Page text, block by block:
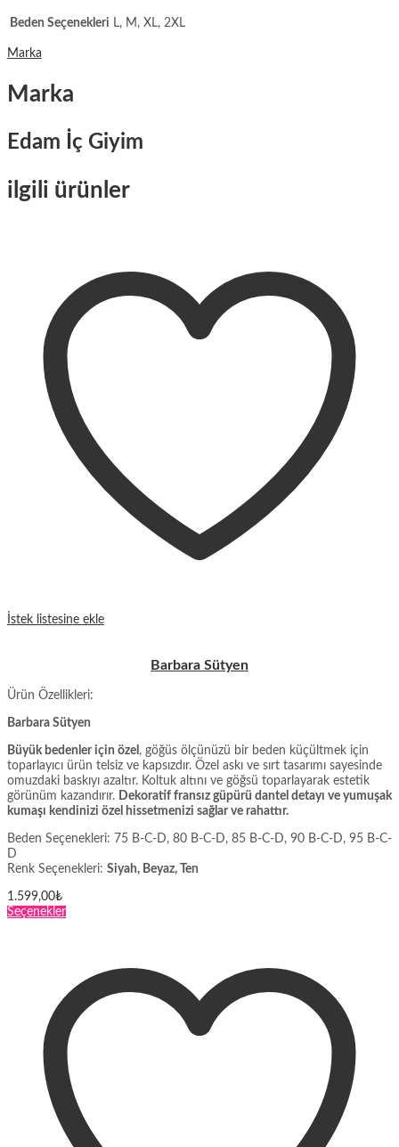
Beden Seçenekleri L, M, XL, 2XL
Marka
Marka
Edam İç Giyim
ilgili ürünler
İstek listesine ekle
Barbara Sütyen
Ürün Özellikleri:
Barbara Sütyen
Büyük bedenler için özel , göğüs ölçünüzü bir beden küçültmek için
toparlayıcı ürün telsiz ve kapsızdır. Özel askı ve sırt tasarımı sayesinde
omuzdaki baskıyı azaltır. Koltuk altını ve göğsü toparlayarak estetik
görünüm kazandırır. Dekoratif fransız güpürü dantel detayı ve yumuşak
kumaşı kendinizi özel hissetmenizi sağlar ve rahattır.
Beden Seçenekleri: 75 B-C-D, 80 B-C-D, 85 B-C-D, 90 B-C-D, 95 B-C-
D
Renk Seçenekleri: Siyah, Beyaz, Ten
1.599,00₺
SeçeneklerBu
varyasyonu
var.
Seçenekler
ürün
sayfasından
seçilebilir